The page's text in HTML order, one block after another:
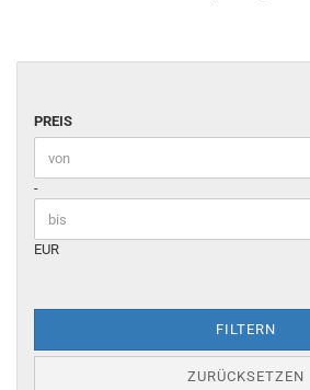
PREIS
PREIS
Preis bis
-
EUR
FILTERN
ZURÜCKSETZEN